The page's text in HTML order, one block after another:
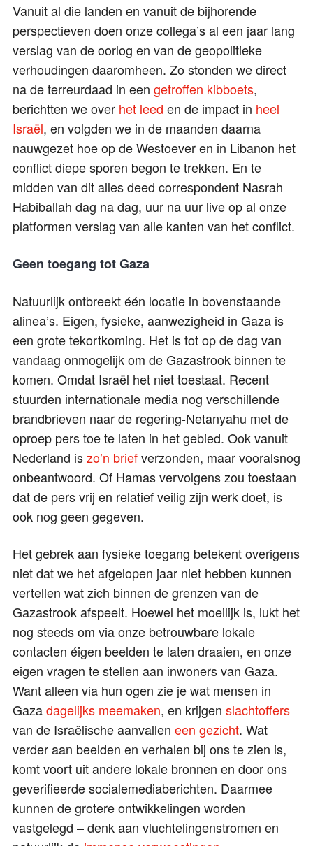
Vanuit al die landen en vanuit de bijhorende
perspectieven doen onze collega’s al een jaar lang
verslag van de oorlog en van de geopolitieke
verhoudingen daaromheen. Zo stonden we direct
na de terreurdaad in een getroffen kibboets,
berichtten we over het leed en de impact in heel
Israël, en volgden we in de maanden daarna
nauwgezet hoe op de Westoever en in Libanon het
conflict diepe sporen begon te trekken. En te
midden van dit alles deed correspondent Nasrah
Habiballah dag na dag, uur na uur live op al onze
platformen verslag van alle kanten van het conflict.
Geen toegang tot Gaza
Natuurlijk ontbreekt één locatie in bovenstaande
alinea’s. Eigen, fysieke, aanwezigheid in Gaza is
een grote tekortkoming. Het is tot op de dag van
vandaag onmogelijk om de Gazastrook binnen te
komen. Omdat Israël het niet toestaat. Recent
stuurden internationale media nog verschillende
brandbrieven naar de regering-Netanyahu met de
oproep pers toe te laten in het gebied. Ook vanuit
Nederland iszo’n briefverzonden, maar vooralsnog
onbeantwoord. Of Hamas vervolgens zou toestaan
dat de pers vrij en relatief veilig zijn werk doet, is
ook nog geen gegeven.
Het gebrek aan fysieke toegang betekent overigens
niet dat we het afgelopen jaar niet hebben kunnen
vertellen wat zich binnen de grenzen van de
Gazastrook afspeelt. Hoewel het moeilijk is, lukt het
nog steeds om via onze betrouwbare lokale
contacten éigen beelden te laten draaien, en onze
eigen vragen te stellen aan inwoners van Gaza.
Want alleen via hun ogen zie je wat mensen in
Gazadagelijks meemaken, en krijgen slachtoffers
van de Israëlische aanvallen een gezicht. Wat
verder aan beelden en verhalen bij ons te zien is,
komt voort uit andere lokale bronnen en door ons
geverifieerde socialemediaberichten. Daarmee
kunnen de grotere ontwikkelingen worden
vastgelegd – denk aan vluchtelingenstromen en